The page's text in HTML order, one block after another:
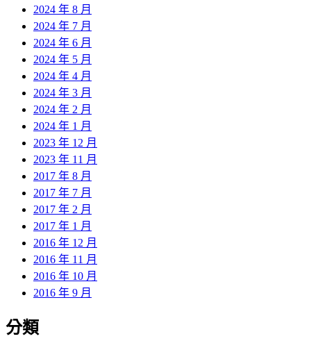
2024 年 8 月
2024 年 7 月
2024 年 6 月
2024 年 5 月
2024 年 4 月
2024 年 3 月
2024 年 2 月
2024 年 1 月
2023 年 12 月
2023 年 11 月
2017 年 8 月
2017 年 7 月
2017 年 2 月
2017 年 1 月
2016 年 12 月
2016 年 11 月
2016 年 10 月
2016 年 9 月
分類